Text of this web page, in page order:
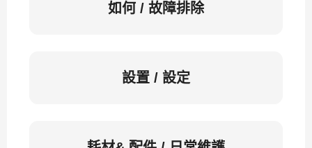
如何 / 故障排除
設置 / 設定